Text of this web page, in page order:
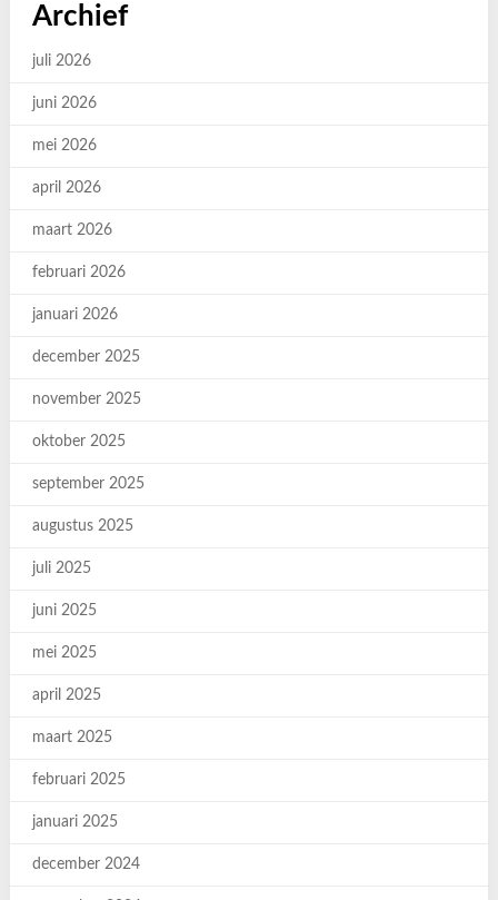
Archief
juli 2026
juni 2026
mei 2026
april 2026
maart 2026
februari 2026
januari 2026
december 2025
november 2025
oktober 2025
september 2025
augustus 2025
juli 2025
juni 2025
mei 2025
april 2025
maart 2025
februari 2025
januari 2025
december 2024